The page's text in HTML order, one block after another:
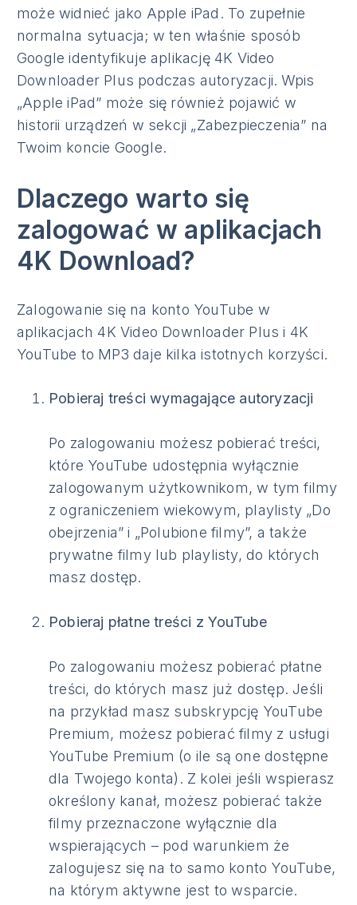
może widnieć jako Apple iPad. To zupełnie
normalna sytuacja; w ten właśnie sposób
Google identyfikuje aplikację 4K Video
Downloader Plus podczas autoryzacji. Wpis
„Apple iPad” może się również pojawić w
historii urządzeń w sekcji „Zabezpieczenia” na
Twoim koncie Google.
Dlaczego warto się
zalogować w aplikacjach
4K Download?
Zalogowanie się na konto YouTube w
aplikacjach 4K Video Downloader Plus i 4K
YouTube to MP3 daje kilka istotnych korzyści.
Pobieraj treści wymagające autoryzacji
Po zalogowaniu możesz pobierać treści,
które YouTube udostępnia wyłącznie
zalogowanym użytkownikom, w tym filmy
z ograniczeniem wiekowym, playlisty „Do
obejrzenia” i „Polubione filmy”, a także
prywatne filmy lub playlisty, do których
masz dostęp.
Pobieraj płatne treści z YouTube
Po zalogowaniu możesz pobierać płatne
treści, do których masz już dostęp. Jeśli
na przykład masz subskrypcję YouTube
Premium, możesz pobierać filmy z usługi
YouTube Premium (o ile są one dostępne
dla Twojego konta). Z kolei jeśli wspierasz
określony kanał, możesz pobierać także
filmy przeznaczone wyłącznie dla
wspierających – pod warunkiem że
zalogujesz się na to samo konto YouTube,
na którym aktywne jest to wsparcie.